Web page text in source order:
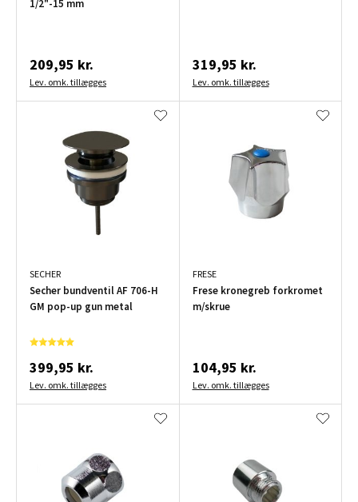
1/2"-15 mm
209,95 kr.
Lev. omk. tillægges
319,95 kr.
Lev. omk. tillægges
SECHER
Secher bundventil AF 706-H
GM pop-up gun metal
399,95 kr.
Lev. omk. tillægges
FRESE
Frese kronegreb forkromet
m/skrue
104,95 kr.
Lev. omk. tillægges